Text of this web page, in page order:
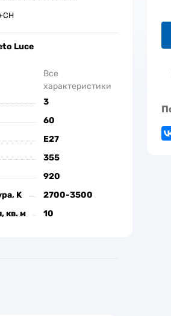
Luce
Все
характеристики
3
60
Е27
355
920
K
2700-3500
кв. м
10